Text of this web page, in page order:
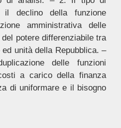
il declino della funzione
amministrativa delle
potere differenziabile tra
unità della Repubblica. –
delle funzioni
a carico della finanza
di uniformare e il bisogno